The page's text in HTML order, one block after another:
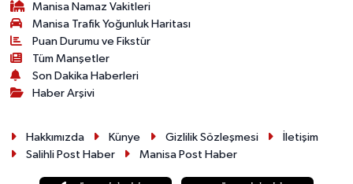
Manisa Namaz Vakitleri
Manisa Trafik Yoğunluk Haritası
Puan Durumu ve Fikstür
Tüm Manşetler
Son Dakika Haberleri
Haber Arşivi
Hakkımızda Künye Gizlilik Sözleşmesi
İletişim
Salihli Post Haber
Manisa Post Haber